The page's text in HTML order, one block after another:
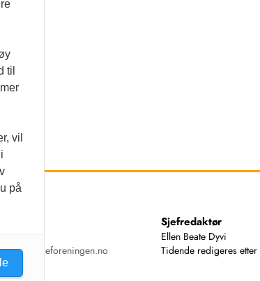
Sjefredaktør
Ellen Beate Dyvi
Tidende redigeres etter
til
vil
på